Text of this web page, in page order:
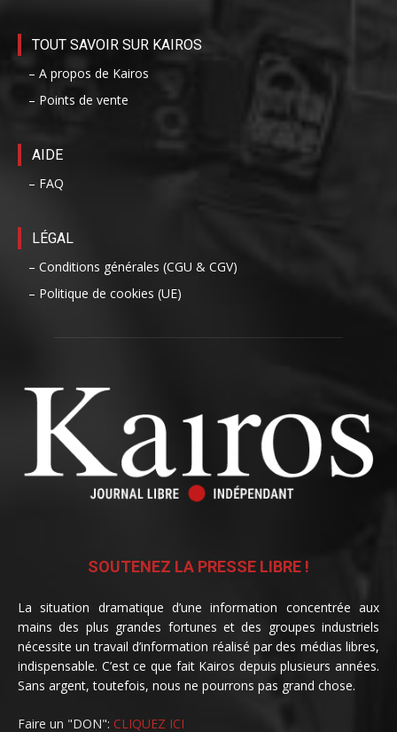
TOUT SAVOIR SUR KAIROS
– A propos de Kairos
– Points de vente
AIDE
– FAQ
LÉGAL
– Conditions générales (CGU & CGV)
– Politique de cookies (UE)
SOUTENEZ LA PRESSE LIBRE !
La situation dramatique d’une information concentrée aux
mains des plus grandes fortunes et des groupes industriels
nécessite un travail d’information réalisé par des médias libres,
indispensable. C’est ce que fait Kairos depuis plusieurs années.
Sans argent, toutefois, nous ne pourrons pas grand chose.
Faire un "DON": CLIQUEZ ICI